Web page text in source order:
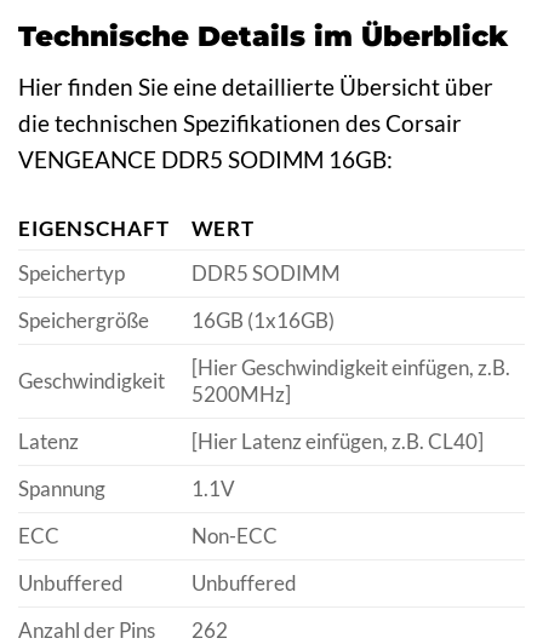
Technische Details im Überblick
Hier finden Sie eine detaillierte Übersicht über
die technischen Spezifikationen des Corsair
VENGEANCE DDR5 SODIMM 16GB:
EIGENSCHAFT
WERT
Speichertyp
DDR5 SODIMM
Speichergröße
16GB (1x16GB)
Geschwindigkeit
[Hier Geschwindigkeit einfügen, z.B.
5200MHz]
Latenz
[Hier Latenz einfügen, z.B. CL40]
Spannung
1.1V
ECC
Non-ECC
Unbuffered
Unbuffered
Anzahl der Pins
262